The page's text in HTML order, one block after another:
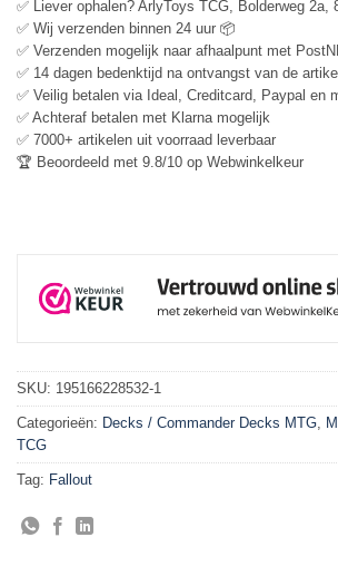
✅ Liever ophalen? ArlyToys TCG, Bolderweg 2a,
✅ Wij verzenden binnen 24 uur 📦
✅ Verzenden mogelijk naar afhaalpunt met
✅ 14 dagen bedenktijd na ontvangst van de
✅ Veilig betalen via Ideal, Creditcard, Paypal en
✅ Achteraf betalen met Klarna mogelijk
✅ 7000+ artikelen uit voorraad leverbaar
🏆 Beoordeeld met 9.8/10 op Webwinkelkeur
SKU: 195166228532-1
Categorieën: Decks / Commander Decks MTG
TCG
Tag: Fallout